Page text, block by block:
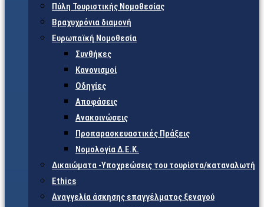
Πύλη Τουριστικής Νομοθεσίας
Βραχυχρόνια διαμονή
Ευρωπαϊκή Νομοθεσία
Συνθήκες
Κανονισμοί
Οδηγίες
Αποφάσεις
Ανακοινώσεις
Προπαρασκευαστικές Πράξεις
Νομολογία Δ.Ε.Κ.
Δικαιώματα -Υποχρεώσεις του τουρίστα/καταναλωτή
Ethics
Αναγγελία άσκησης επαγγέλματος ξεναγού